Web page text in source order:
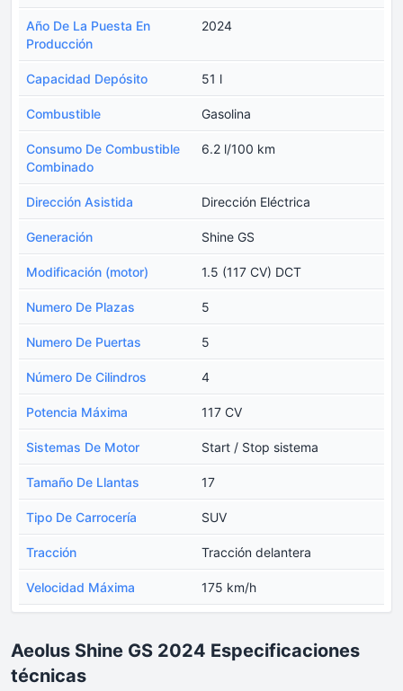
Año De La Puesta En
Producción
2024
Capacidad Depósito 51 l
Combustible Gasolina
Consumo De Combustible
Combinado
6.2 l/100 km
Dirección Asistida Dirección Eléctrica
Generación Shine GS
Modificación (motor) 1.5 (117 CV) DCT
Numero De Plazas 5
Numero De Puertas 5
Número De Cilindros 4
Potencia Máxima 117 CV
Sistemas De Motor Start / Stop sistema
Tamaño De Llantas 17
Tipo De Carrocería SUV
Tracción Tracción delantera
Velocidad Máxima 175 km/h
Aeolus Shine GS 2024 Especificaciones
técnicas